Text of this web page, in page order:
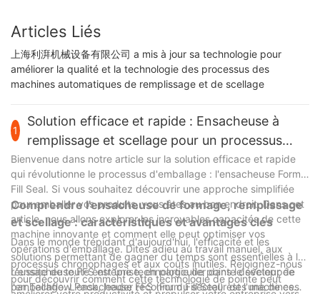
Articles Liés
上海利湃机械设备有限公司 a mis à jour sa technologie pour
améliorer la qualité et la technologie des processus des
machines automatiques de remplissage et de scellage
1
Solution efficace et rapide : Ensacheuse à
remplissage et scellage pour un processus
d&#39;emballage simplifié
Bienvenue dans notre article sur la solution efficace et rapide
qui révolutionne le processus d'emballage : l'ensacheuse Form
Fill Seal. Si vous souhaitez découvrir une approche simplifiée
pour emballer vos produits, vous êtes au bon endroit. Dans cet
article, nous allons explorer les incroyables capacités de cette
machine innovante et comment elle peut optimiser vos
opérations d'emballage. Dites adieu au travail manuel, aux
processus chronophages et aux coûts inutiles. Rejoignez-nous
pour découvrir comment cette technologie de pointe peut
Comprendre l'ensacheuse de formage, remplissage
et scellage : caractéristiques et avantages clés
Dans le monde trépidant d'aujourd'hui, l'efficacité et les
solutions permettant de gagner du temps sont essentielles à la
réussite de toute entreprise, en particulier dans le secteur de
l'emballage. L'ensacheuse FFS (Form Fill Seal) est l'une de ces
L'ensacheuse FFS est une technologie de pointe développée
par Techflow Pack, leader reconnu du secteur des machines